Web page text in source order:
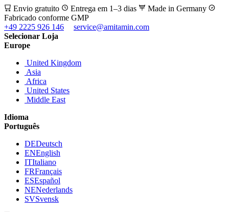
Envio gratuito Entrega em 1–3 dias
Made in Germany
Fabricado conforme GMP
+49 2225 926 146
service@amitamin.com
Selecionar Loja
Europe
United Kingdom
Asia
Africa
United States
Middle East
Idioma
Português
DEDeutsch
ENEnglish
ITItaliano
FRFrançais
ESEspañol
NENederlands
SVSvensk